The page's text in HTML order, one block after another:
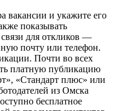
вакансии и укажите его
показывать
для откликов —
почту или телефон.
Почти во всех
платную публикацию
«Стандарт плюс» или
из Омска
бесплатное